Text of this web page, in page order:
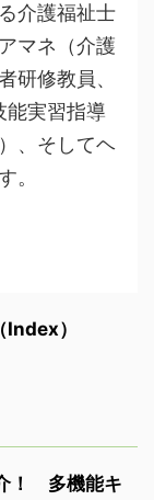
介護福祉士
マネ（介護
研修教員、
能実習指導
、そしてヘ
。
）
！ 多機能キ